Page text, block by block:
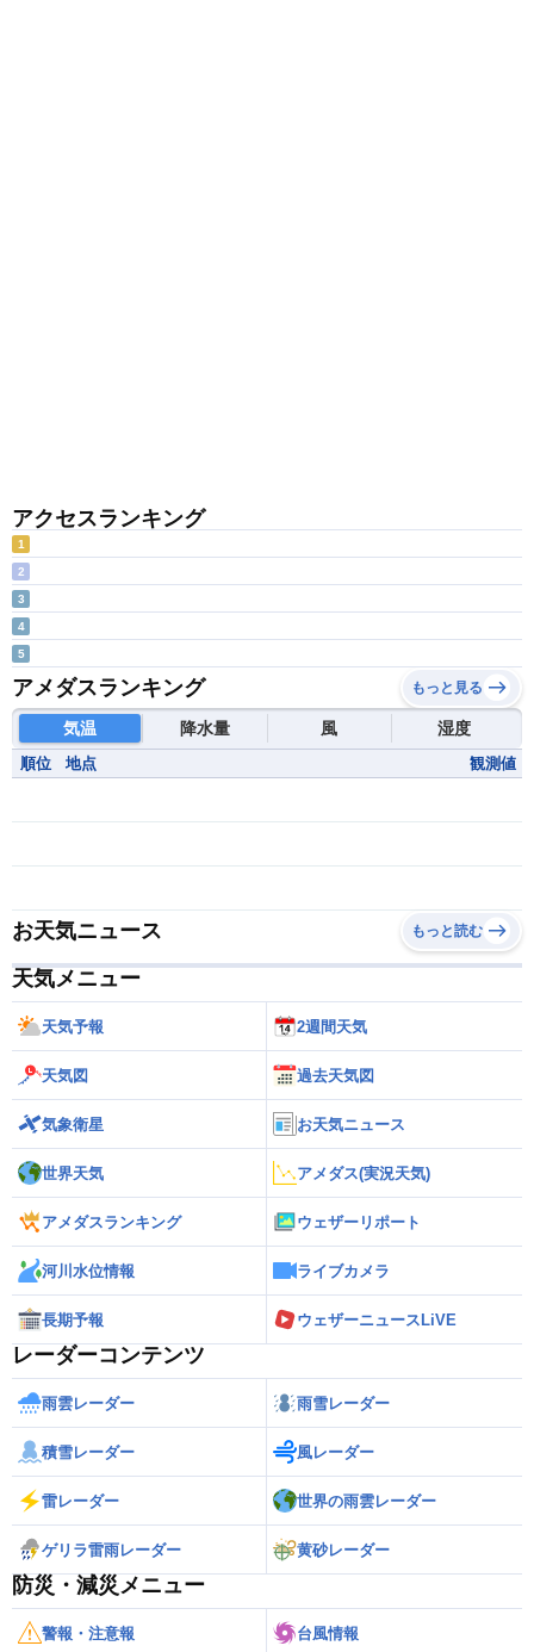
アクセスランキング
1
2
3
4
5
アメダスランキング もっと見る
気温 降水量 風 湿度
順位 地点 観測値
お天気ニュース もっと読む
天気メニュー
天気予報 2週間天気
天気図 過去天気図
気象衛星 お天気ニュース
世界天気 アメダス(実況天気)
アメダスランキング ウェザーリポート
河川水位情報 ライブカメラ
長期予報 ウェザーニュースLiVE
レーダーコンテンツ
雨雲レーダー 雨雪レーダー
積雪レーダー 風レーダー
雷レーダー 世界の雨雲レーダー
ゲリラ雷雨レーダー 黄砂レーダー
防災・減災メニュー
警報・注意報 台風情報